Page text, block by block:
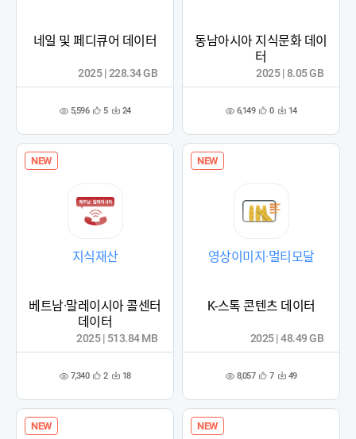
네일 및 페디큐어 데이터
조 5,596 관
록
5 다 24
2025 | 228.34 GB
동남아시아 지식문화 데이
터
조 6,149 관
록
0 다 14
2025 | 8.05 GB
NEW
지식재산
베트남·말레이시아 콜센터
데이터
조 7,340 관
록
2 다 18
2025 | 513.84 MB
NEW
영상이미지·멀티모달
K-스톡 콘텐츠 데이터
조 8,057 관
록
7 다 49
2025 | 48.49 GB
NEW NEW